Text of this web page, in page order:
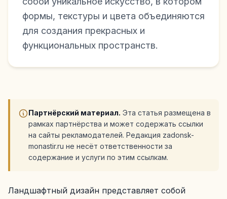
формы, текстуры и цвета объединяются
для создания прекрасных и
функциональных пространств.
Партнёрский материал. Эта статья размещена в
рамках партнёрства и может содержать ссылки
на сайты рекламодателей. Редакция zadonsk-
monastir.ru не несёт ответственности за
содержание и услуги по этим ссылкам.
Ландшафтный дизайн представляет собой